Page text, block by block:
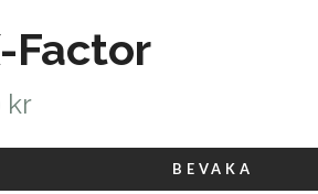
Factor
kr
BEVAKA